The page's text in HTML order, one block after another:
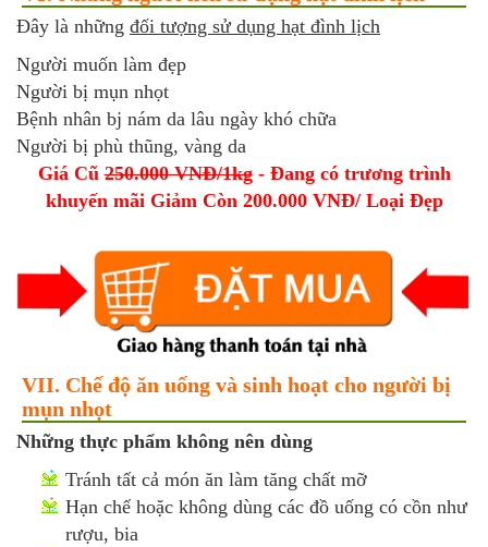
Đây là những đối tượng sử dụng hạt đình lịch
Người muốn làm đẹp
Người bị mụn nhọt
Bệnh nhân bj nám da lâu ngày khó chữa
Người bị phù thũng, vàng da
Giá Cũ250.000 VNĐ/1kg- Đang có trương trình
khuyến mãi Giảm Còn 200.000 VNĐ/ Loại Đẹp
VII. Chế độ ăn uống và sinh hoạt cho người bị
mụn nhọt
Những thực phẩm không nên dùng
Tránh tất cả món ăn làm tăng chất mỡ
Hạn chế hoặc không dùng các đồ uống có cồn như
rượu, bia